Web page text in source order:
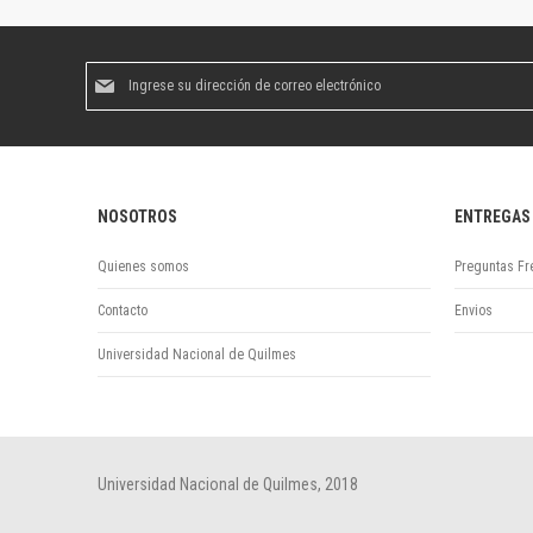
boletín
NOSOTROS
Quienes somos
Contacto
Universidad Nacional de Quilmes
ENTREGAS
Preguntas
Envios
Universidad Nacional de Quilmes, 2018